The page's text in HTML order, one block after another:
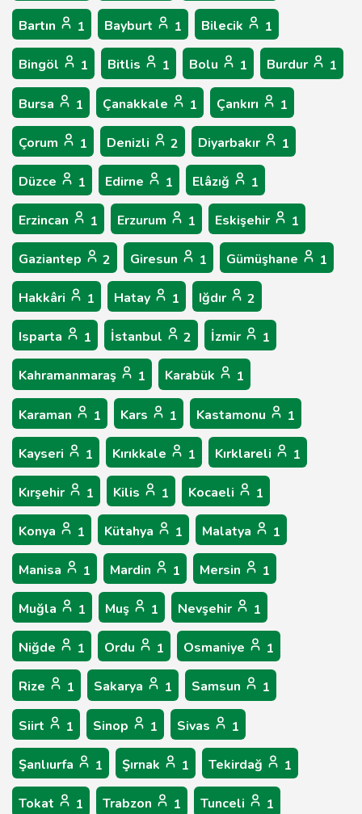
Bartın 1 Bayburt 1 Bilecik 1
Bingöl 1 Bitlis 1 Bolu 1 Burdur 1
Bursa 1 Çanakkale 1 Çankırı 1
Çorum 1 Denizli 2 Diyarbakır 1
Düzce 1 Edirne 1 Elâzığ 1
Erzincan 1 Erzurum 1 Eskişehir 1
Gaziantep 2 Giresun 1 Gümüşhane 1
Hakkâri 1 Hatay 1 Iğdır 2
Isparta 1 İstanbul 2 İzmir 1
Kahramanmaraş 1 Karabük 1
Karaman 1 Kars 1 Kastamonu 1
Kayseri 1 Kırıkkale 1 Kırklareli 1
Kırşehir 1 Kilis 1 Kocaeli 1
Konya 1 Kütahya 1 Malatya 1
Manisa 1 Mardin 1 Mersin 1
Muğla 1 Muş 1 Nevşehir 1
Niğde 1 Ordu 1 Osmaniye 1
Rize 1 Sakarya 1 Samsun 1
Siirt 1 Sinop 1 Sivas 1
Şanlıurfa 1 Şırnak 1 Tekirdağ 1
Tokat 1 Trabzon 1 Tunceli 1